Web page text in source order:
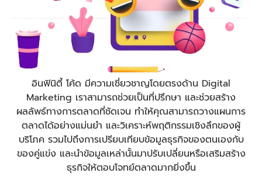
อินฟินิตี้ โค้ด มีความเชี่ยวชาญโดยตรงด้าน Digital
Marketing เราสามารถช่วยเป็นที่ปรึกษา และช่วยสร้าง
ผลลัพธ์ทางการตลาดที่ชัดเจน ทำให้คุณสามารถวางแผนการ
ตลาดได้อย่างแม่นยำ และวิเคราะห์พฤติกรรมเชิงลึกของผู้
บริโภค รวมไปถึงการเปรียบเทียบข้อมูลธุรกิจของตนเองกับ
ของคู่แข่ง และนำข้อมูลเหล่านั้นมาปรับเปลี่ยนหรือเสริมสร้าง
ธุรกิจให้ตอบโจทย์ตลาดมากยิ่งขึ้น